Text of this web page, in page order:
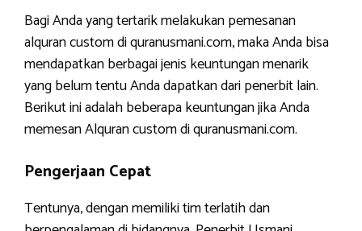
Bagi Anda yang tertarik melakukan pemesanan
alquran custom di quranusmani.com, maka Anda bisa
mendapatkan berbagai jenis keuntungan menarik
yang belum tentu Anda dapatkan dari penerbit lain.
Berikut ini adalah beberapa keuntungan jika Anda
memesan Alquran custom di quranusmani.com.
Pengerjaan Cepat
Tentunya, dengan memiliki tim terlatih dan